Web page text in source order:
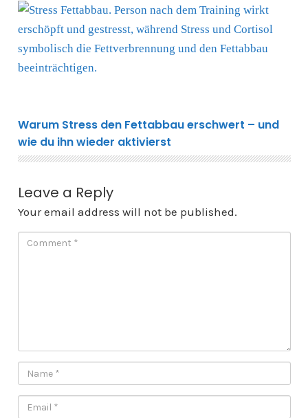
Warum Stress den Fettabbau erschwert – und wie du
Warum Stress den Fettabbau erschwert – und
wie du ihn wieder aktivierst
Leave a Reply
Your email address will not be published.